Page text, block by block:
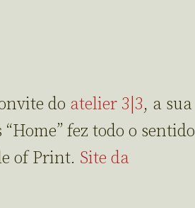
do atelier 3|3, a sua
fez todo o sentido
of Print. Site da